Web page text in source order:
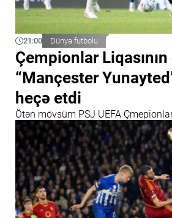
21:00 Dünya futbolu
Çempionlar
“Mançester
heçə etdi
Ötən mövsüm PSJ UEFA